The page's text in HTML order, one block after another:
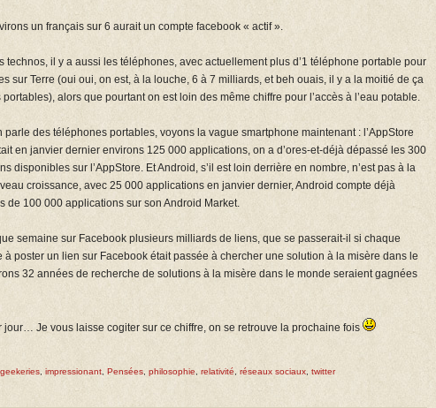
un français sur 6 aurait un compte facebook « actif ».
technos, il y a aussi les téléphones, avec actuellement plus d’1 téléphone portable pour
sur Terre (oui oui, on est, à la louche, 6 à 7 milliards, et beh ouais, il y a la moitié de ça
alors que pourtant on est loin des même chiffre pour l’accès à l’eau potable.
parle des téléphones portables, voyons la vague smartphone maintenant : l’AppStore
en janvier dernier environs 125 000 applications, on a d’ores-et-déjà dépassé les 300
disponibles sur l’AppStore. Et Android, s’il est loin derrière en nombre, n’est pas à la
croissance, avec 25 000 applications en janvier dernier, Android compte déjà
de 100 000 applications sur son Android Market.
semaine sur Facebook plusieurs milliards de liens, que se passerait-il si chaque
à poster un lien sur Facebook était passée à chercher une solution à la misère dans le
32 années de recherche de solutions à la misère dans le monde seraient gagnées
jour… Je vous laisse cogiter sur ce chiffre, on se retrouve la prochaine fois
geekeries impressionant Pensées philosophie relativité réseaux sociaux twitter